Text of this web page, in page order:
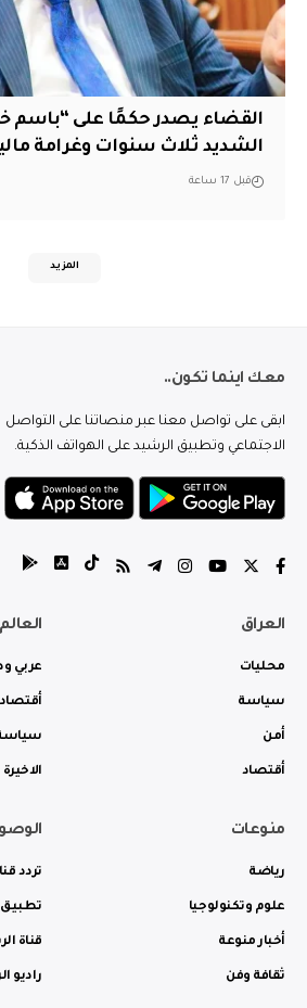
القضاء يصدر حكمًا على
الشديد ثلاث سنوات وغرامة
قبل 17 ساعة
المزيد
معك اينما تكون..
ابقى على تواصل معنا عبر منصاتنا على التواصل
الاجتماعي وتطبيق الرشيد على الهواتف الذكية.
العراق
محليات
سياسة
أمن
أقتصاد
العالم
عربي
أقتصاد
الاخيرة
منوعات
رياضة
علوم وتكنولوجيا
أخبار منوعة
ثقافة وفن
تردد
تطبيق
قناة
راديو